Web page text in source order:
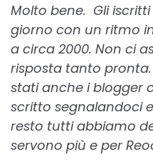
Molto bene. Gli
giorno con un ritmo
a circa 2000. Non ci
risposta tanto
stati anche i blogger
scritto segnalandoci
resto tutti abbiamo
servono più e per